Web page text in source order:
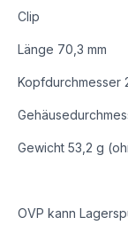
Clip
Länge 70,3 mm
Kopfdurchmesser
Gewicht 53,2 g
OVP kann